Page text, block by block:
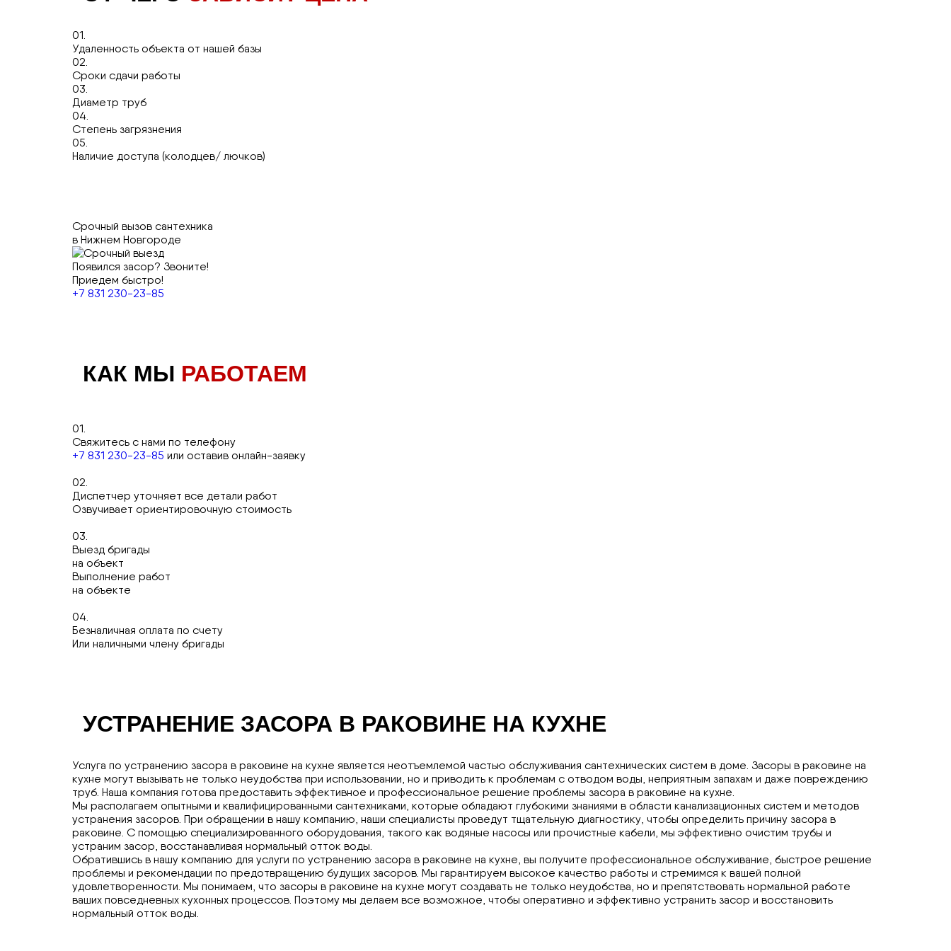
01.
Удаленность объекта от нашей базы
02.
Сроки сдачи работы
03.
Диаметр труб
04.
Степень загрязнения
05.
Наличие доступа (колодцев/ лючков)
Срочный вызов сантехника
в Нижнем Новгороде
Появился засор? Звоните!
Приедем быстро!
+7 831 230-23-85
КАК МЫ РАБОТАЕМ
01.
Свяжитесь с нами по телефону
+7 831 230-23-85 или оставив онлайн-заявку
02.
Диспетчер уточняет все детали работ
Озвучивает ориентировочную стоимость
03.
Выезд бригады
на объект
Выполнение работ
на объекте
04.
Безналичная оплата по счету
Или наличными члену бригады
УСТРАНЕНИЕ ЗАСОРА В РАКОВИНЕ НА КУХНЕ
Услуга по устранению засора в раковине на кухне является неотъемлемой частью обслуживания сантехнических систем в доме. Засоры в раковине на
кухне могут вызывать не только неудобства при использовании, но и приводить к проблемам с отводом воды, неприятным запахам и даже повреждению
труб. Наша компания готова предоставить эффективное и профессиональное решение проблемы засора в раковине на кухне.
Мы располагаем опытными и квалифицированными сантехниками, которые обладают глубокими знаниями в области канализационных систем и методов
устранения засоров. При обращении в нашу компанию, наши специалисты проведут тщательную диагностику, чтобы определить причину засора в
раковине. С помощью специализированного оборудования, такого как водяные насосы или прочистные кабели, мы эффективно очистим трубы и
устраним засор, восстанавливая нормальный отток воды.
Обратившись в нашу компанию для услуги по устранению засора в раковине на кухне, вы получите профессиональное обслуживание, быстрое решение
проблемы и рекомендации по предотвращению будущих засоров. Мы гарантируем высокое качество работы и стремимся к вашей полной
удовлетворенности. Мы понимаем, что засоры в раковине на кухне могут создавать не только неудобства, но и препятствовать нормальной работе
ваших повседневных кухонных процессов. Поэтому мы делаем все возможное, чтобы оперативно и эффективно устранить засор и восстановить
нормальный отток воды.